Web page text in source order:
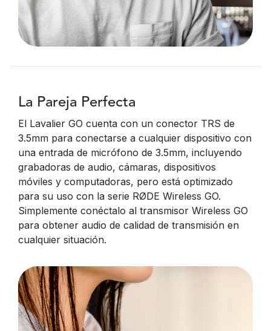
La Pareja Perfecta
El Lavalier GO cuenta con un conector TRS de
3.5mm para conectarse a cualquier dispositivo con
una entrada de micrófono de 3.5mm, incluyendo
grabadoras de audio, cámaras, dispositivos
móviles y computadoras, pero está optimizado
para su uso con la serie RØDE Wireless GO.
Simplemente conéctalo al transmisor Wireless GO
para obtener audio de calidad de transmisión en
cualquier situación.